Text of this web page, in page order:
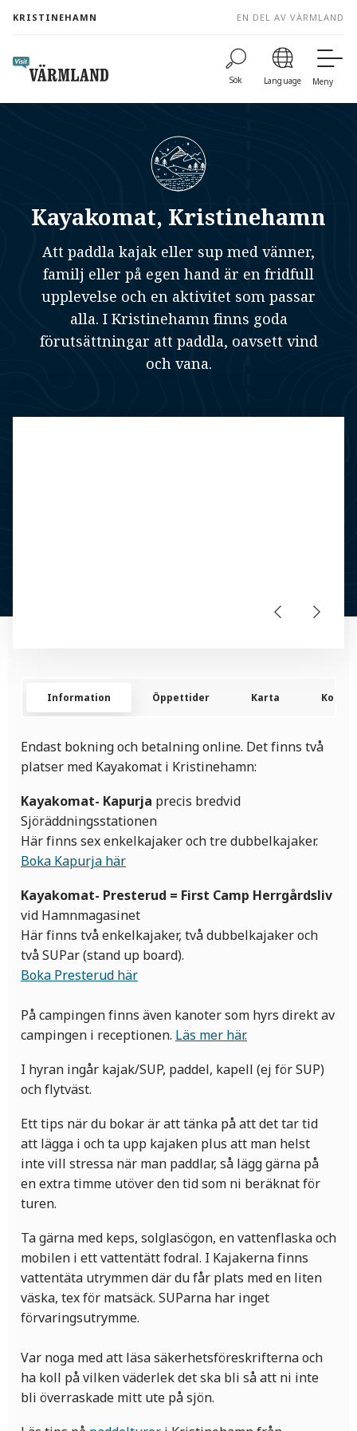
content
KRISTINEHAMN EN DEL AV VÄRMLAND
Sök Language Meny
Kayakomat, Kristinehamn
Att paddla kajak eller sup med vänner,
familj eller på egen hand är en fridfull
upplevelse och en aktivitet som passar
alla. I Kristinehamn finns goda
förutsättningar att paddla, oavsett vind
och vana.
Information Öppettider Karta
Endast bokning och betalning online. Det finns två
platser med Kayakomat i Kristinehamn:
Kayakomat- Kapurja precis bredvid
Sjöräddningsstationen
Här finns sex enkelkajaker och tre dubbelkajaker.
Boka Kapurja här
Kayakomat- Presterud = First Camp Herrgårdsliv
vid Hamnmagasinet
Här finns två enkelkajaker, två dubbelkajaker och
två SUPar (stand up board).
Boka Presterud här
På campingen finns även kanoter som hyrs direkt av
campingen i receptionen. Läs mer här.
I hyran ingår kajak/SUP, paddel, kapell (ej för SUP)
och flytväst.
Ett tips när du bokar är att tänka på att det tar tid
att lägga i och ta upp kajaken plus att man helst
inte vill stressa när man paddlar, så lägg gärna på
en extra timme utöver den tid som ni beräknat för
turen.
Ta gärna med keps, solglasögon, en vattenflaska och
mobilen i ett vattentätt fodral. I Kajakerna finns
vattentäta utrymmen där du får plats med en liten
väska, tex för matsäck. SUParna har inget
förvaringsutrymme.
Var noga med att läsa säkerhetsföreskrifterna och
ha koll på vilken väderlek det ska bli så att ni inte
bli överraskade mitt ute på sjön.